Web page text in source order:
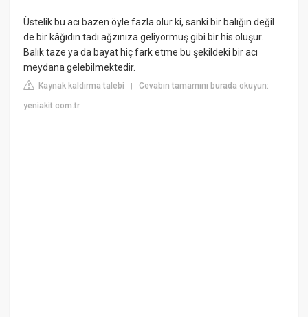
Üstelik bu acı bazen öyle fazla olur ki, sanki bir balığın değil
de bir kâğıdın tadı ağzınıza geliyormuş gibi bir his oluşur.
Balık taze ya da bayat hiç fark etme bu şekildeki bir acı
meydana gelebilmektedir.
Kaynak kaldırma talebi |Cevabın tamamını burada okuyun:
yeniakit.com.tr